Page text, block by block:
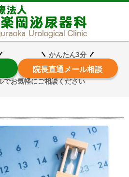
かんたん3分
院長直通メール相談
でお気軽にご相談ください